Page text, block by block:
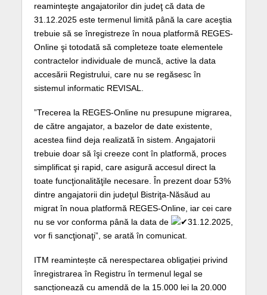
reaminteşte angajatorilor din judeţ că data de
31.12.2025 este termenul limită până la care aceştia
trebuie să se înregistreze în noua platformă REGES-
Online şi totodată să completeze toate elementele
contractelor individuale de muncă, active la data
accesării Registrului, care nu se regăsesc în
sistemul informatic REVISAL.
”Trecerea la REGES-Online nu presupune migrarea,
de către angajator, a bazelor de date existente,
acestea fiind deja realizată în sistem. Angajatorii
trebuie doar să îşi creeze cont în platformă, proces
simplificat şi rapid, care asigură accesul direct la
toate funcţionalităţile necesare. În prezent doar 53%
dintre angajatorii din judeţul Bistriţa-Năsăud au
migrat în noua platformă REGES-Online, iar cei care
nu se vor conforma până la data de
31.12.2025,
vor fi sancţionaţi”, se arată în comunicat.
ITM reamintește că nerespectarea obligației privind
înregistrarea în Registru în termenul legal se
sancționează cu amendă de la 15.000 lei la 20.000